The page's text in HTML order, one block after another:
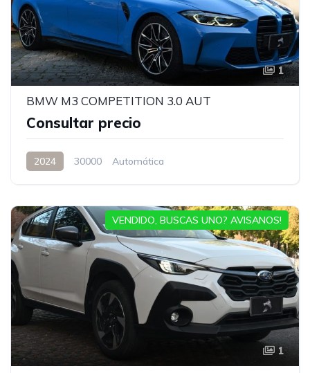
1
BMW M3 COMPETITION 3.0 AUT
Consultar precio
2024 30000 Automática
1
VENDIDO, BUSCAS UNO? AVISANOS!